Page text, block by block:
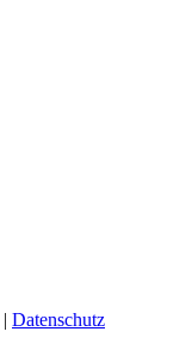
| Datenschutz